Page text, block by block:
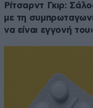
Ρίτσαρντ Γκιρ:
με τη
να είναι εγγονή